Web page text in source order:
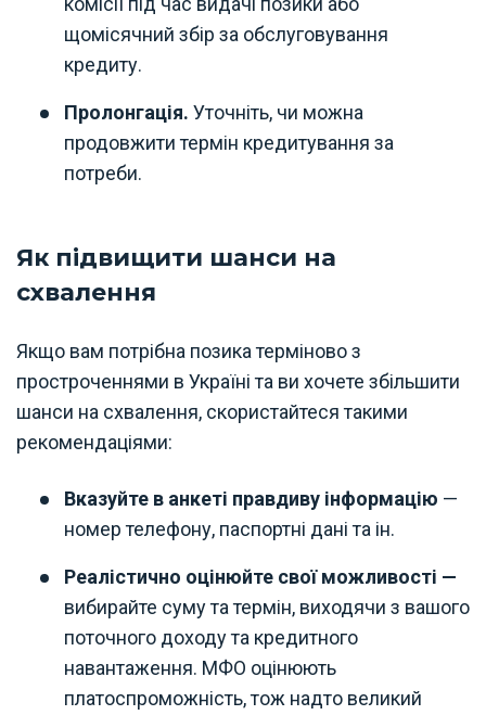
щомісячний збір за обслуговування
кредиту.
Пролонгація. Уточніть, чи можна
продовжити термін кредитування за
потреби.
Як підвищити шанси на
схвалення
Якщо вам потрібна позика терміново з
простроченнями в Україні та ви хочете збільшити
шанси на схвалення, скористайтеся такими
рекомендаціями:
Вказуйте в анкеті правдиву інформацію —
номер телефону, паспортні дані та ін.
Реалістично оцінюйте свої можливості —
вибирайте суму та термін, виходячи з вашого
поточного доходу та кредитного
навантаження. МФО оцінюють
платоспроможність, тож надто великий